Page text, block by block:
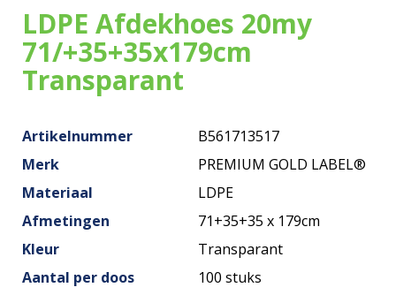
Contact
LDPE Afdekhoes 20my
71/+35+35x179cm
Transparant
Artikelnummer
B561713517
Merk
PREMIUM GOLD LABEL®
Materiaal
LDPE
Afmetingen
71+35+35 x 179cm
Kleur
Transparant
Aantal per doos
100 stuks